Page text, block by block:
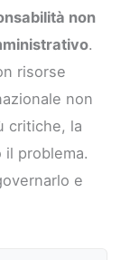
non
.
risorse
non
critiche, la
il problema.
e